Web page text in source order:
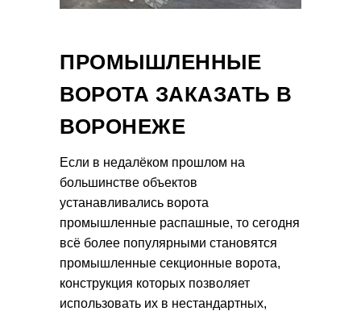
ПРОМЫШЛЕННЫЕ
ВОРОТА ЗАКАЗАТЬ В
ВОРОНЕЖЕ
Если в недалёком прошлом на
большинстве объектов
устанавливались ворота
промышленные распашные, то сегодня
всё более популярными становятся
промышленные секционные ворота,
конструкция которых позволяет
использовать их в нестандартных,